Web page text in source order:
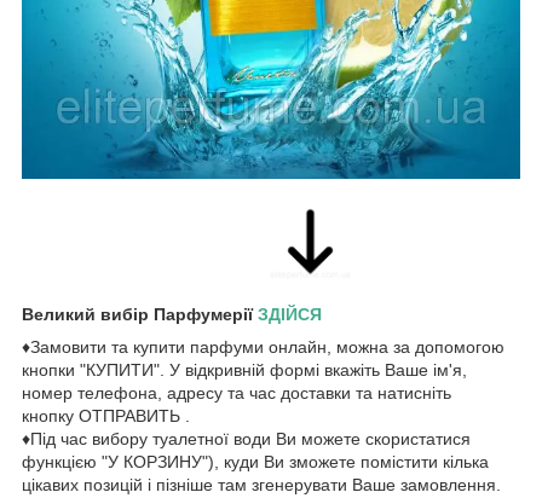
Великий вибір ПарфумеріїЗДІЙСЯ
♦Замовити та купити парфуми онлайн, можна за допомогою
кнопки "КУПИТИ". У відкривній формі вкажіть Ваше ім'я,
номер телефона, адресу та час доставки та натисніть
кнопку ОТПРАВИТЬ .
♦Під час вибору туалетної води Ви можете скористатися
функцією "У КОРЗИНУ"), куди Ви зможете помістити кілька
цікавих позицій і пізніше там згенерувати Ваше замовлення.